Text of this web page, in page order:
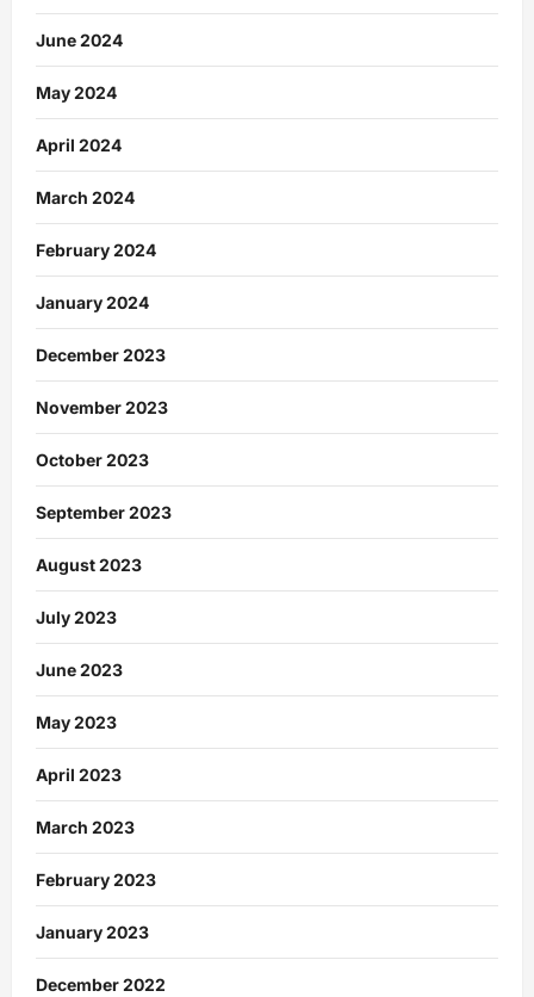
June 2024
May 2024
April 2024
March 2024
February 2024
January 2024
December 2023
November 2023
October 2023
September 2023
August 2023
July 2023
June 2023
May 2023
April 2023
March 2023
February 2023
January 2023
December 2022